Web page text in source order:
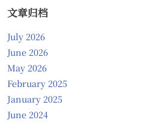
文章归档
July 2026
June 2026
May 2026
February 2025
January 2025
June 2024